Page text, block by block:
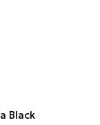
Black